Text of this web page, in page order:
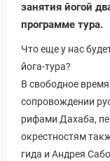
занятия йогой
программе тура.
Что еще у нас
йога-тура?
В свободное
сопровождении
рифами Дахаба,
окрестностям
гида и Андрея